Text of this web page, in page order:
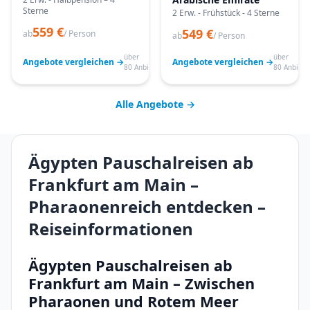
Sterne
ab559 €/ Person
Angebote vergleichen →über
80 Anbieter
2 Erw. - Frühstück - 4 Sterne
ab549 €/ Person
Angebote vergleichen →über
80
Alle Angebote →
Ägypten Pauschalreisen ab
Frankfurt am Main –
Pharaonenreich entdecken –
Reiseinformationen
Ägypten Pauschalreisen ab
Frankfurt am Main – Zwischen
Pharaonen und Rotem Meer